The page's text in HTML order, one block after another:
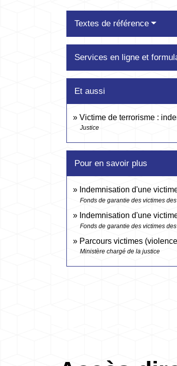
Textes de référence
Services en ligne et
Et aussi
Victime de terrorisme :
Justice
Pour en savoir plus
Indemnisation d'une
Fonds de garantie des victimes
Indemnisation d'une
Fonds de garantie des victimes
Parcours victimes
Ministère chargé de la justice